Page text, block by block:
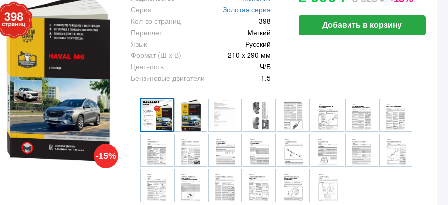
-15%
Серия
Золотая серия
Кол-во страниц
398
Переплет
Мягкий
Язык
Русский
Формат (Ш x В)
210 x 290 мм
Цветность
Ч/Б
Бензиновые двигатели
1.5
Добавить в корзину